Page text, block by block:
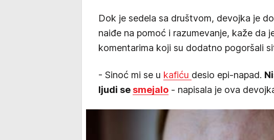
Dok je sedela sa društvom, devojka je
naiđe na pomoć i razumevanje, kaže da
komentarima koji su dodatno pogoršali
- Sinoć mi se u kafiću desio epi-napad.
ljudi se smejalo - napisala je ova